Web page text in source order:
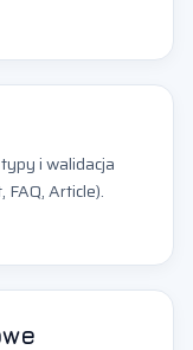
i walidacja
Article).